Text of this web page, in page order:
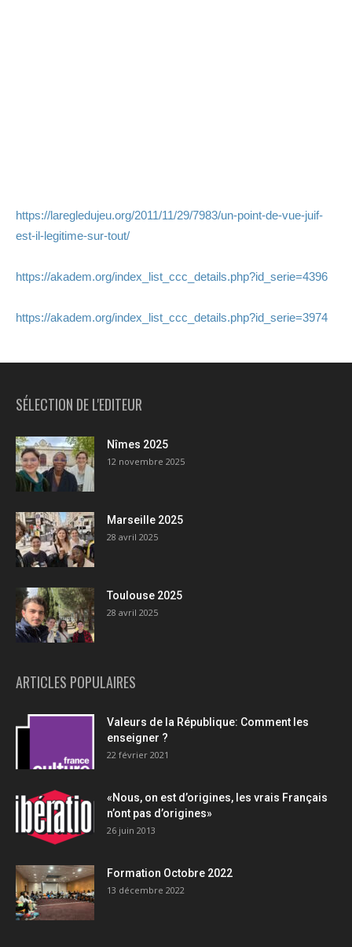
https://laregledujeu.org/2011/11/29/7983/un-point-de-vue-juif-
est-il-legitime-sur-tout/
https://akadem.org/index_list_ccc_details.php?id_serie=4396
https://akadem.org/index_list_ccc_details.php?id_serie=3974
SÉLECTION DE L'EDITEUR
Nîmes 2025
12 novembre 2025
Marseille 2025
28 avril 2025
Toulouse 2025
28 avril 2025
ARTICLES POPULAIRES
Valeurs de la République: Comment les
enseigner ?
22 février 2021
«Nous, on est d’origines, les vrais Français
n’ont pas d’origines»
26 juin 2013
Formation Octobre 2022
13 décembre 2022